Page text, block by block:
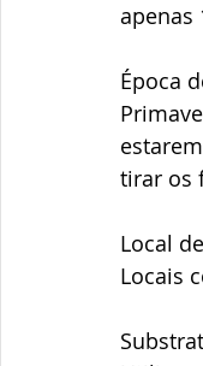
apenas
Época
tirar os
Local
Locais